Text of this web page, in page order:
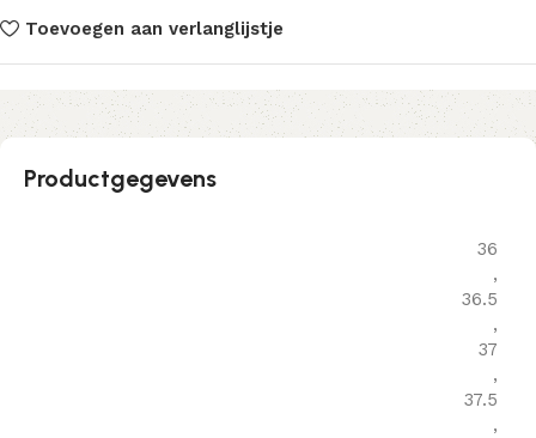
Toevoegen aan verlanglijstje
Productgegevens
36
,
36.5
,
37
,
37.5
,